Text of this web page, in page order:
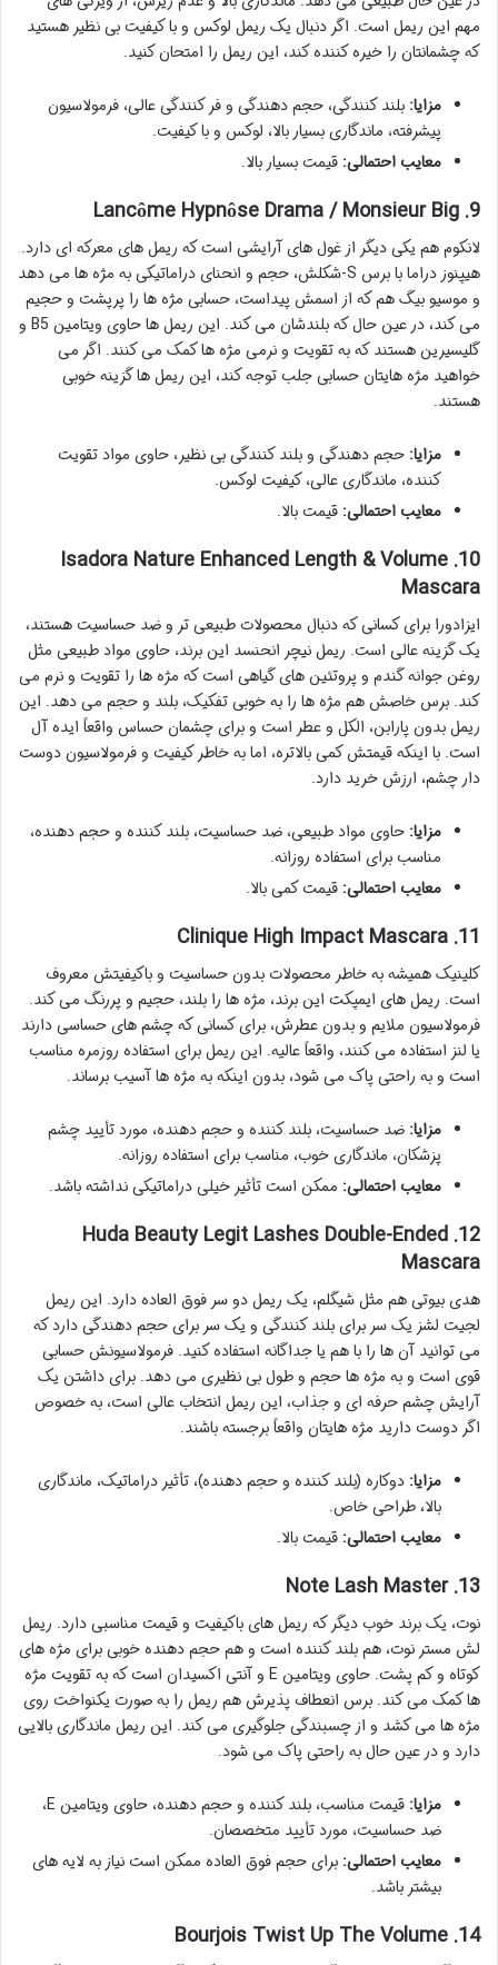
مهم این ریمل است. اگر دنبال یک ریمل لوکس و با کیفیت بی نظیر هستید
که چشمانتان را خیره کننده کند، این ریمل را امتحان کنید.
مزایا: بلند کنندگی، حجم دهندگی و فر کنندگی عالی، فرمولاسیون
پیشرفته، ماندگاری بسیار بالا، لوکس و با کیفیت.
معایب احتمالی: قیمت بسیار بالا.
9. Lancôme Hypnôse Drama / Monsieur Big
لانکوم هم یکی دیگر از غول های آرایشی است که ریمل های معرکه ای دارد.
هیپنوز دراما با برس S-شکلش، حجم و انحنای دراماتیکی به مژه ها می دهد
و موسیو بیگ هم که از اسمش پیداست، حسابی مژه ها را پرپشت و حجیم
می کند، در عین حال که بلندشان می کند. این ریمل ها حاوی ویتامین B5 و
گلیسیرین هستند که به تقویت و نرمی مژه ها کمک می کنند. اگر می
خواهید مژه هایتان حسابی جلب توجه کند، این ریمل ها گزینه خوبی
هستند.
مزایا: حجم دهندگی و بلند کنندگی بی نظیر، حاوی مواد تقویت
کننده، ماندگاری عالی، کیفیت لوکس.
معایب احتمالی: قیمت بالا.
10. Isadora Nature Enhanced Length & Volume
Mascara
ایزادورا برای کسانی که دنبال محصولات طبیعی تر و ضد حساسیت هستند،
یک گزینه عالی است. ریمل نیچر انحنسد این برند، حاوی مواد طبیعی مثل
روغن جوانه گندم و پروتئین های گیاهی است که مژه ها را تقویت و نرم می
کند. برس خاصش هم مژه ها را به خوبی تفکیک، بلند و حجم می دهد. این
ریمل بدون پارابن، الکل و عطر است و برای چشمان حساس واقعاً ایده آل
است. با اینکه قیمتش کمی بالاتره، اما به خاطر کیفیت و فرمولاسیون دوست
دار چشم، ارزش خرید دارد.
مزایا: حاوی مواد طبیعی، ضد حساسیت، بلند کننده و حجم دهنده،
مناسب برای استفاده روزانه.
معایب احتمالی: قیمت کمی بالا.
11. Clinique High Impact Mascara
کلینیک همیشه به خاطر محصولات بدون حساسیت و باکیفیتش معروف
است. ریمل های ایمپکت این برند، مژه ها را بلند، حجیم و پررنگ می کند.
فرمولاسیون ملایم و بدون عطرش، برای کسانی که چشم های حساسی دارند
یا لنز استفاده می کنند، واقعاً عالیه. این ریمل برای استفاده روزمره مناسب
است و به راحتی پاک می شود، بدون اینکه به مژه ها آسیب برساند.
مزایا: ضد حساسیت، بلند کننده و حجم دهنده، مورد تأیید چشم
پزشکان، ماندگاری خوب، مناسب برای استفاده روزانه.
معایب احتمالی: ممکن است تأثیر خیلی دراماتیکی نداشته باشد.
12. Huda Beauty Legit Lashes Double-Ended
Mascara
هدی بیوتی هم مثل شیگلم، یک ریمل دو سر فوق العاده دارد. این ریمل
لجیت لشز یک سر برای بلند کنندگی و یک سر برای حجم دهندگی دارد که
می توانید آن ها را با هم یا جداگانه استفاده کنید. فرمولاسیونش حسابی
قوی است و به مژه ها حجم و طول بی نظیری می دهد. برای داشتن یک
آرایش چشم حرفه ای و جذاب، این ریمل انتخاب عالی است، به خصوص
اگر دوست دارید مژه هایتان واقعاً برجسته باشند.
مزایا: دوکاره (بلند کننده و حجم دهنده)، تأثیر دراماتیک، ماندگاری
بالا، طراحی خاص.
معایب احتمالی: قیمت بالا.
13. Note Lash Master
نوت، یک برند خوب دیگر که ریمل های باکیفیت و قیمت مناسبی دارد. ریمل
لش مستر نوت، هم بلند کننده است و هم حجم دهنده خوبی برای مژه های
کوتاه و کم پشت. حاوی ویتامین E و آنتی اکسیدان است که به تقویت مژه
ها کمک می کند. برس انعطاف پذیرش هم ریمل را به صورت یکنواخت روی
مژه ها می کشد و از چسبندگی جلوگیری می کند. این ریمل ماندگاری بالایی
دارد و در عین حال به راحتی پاک می شود.
مزایا:
قیمت مناسب، بلند کننده و حجم دهنده، حاوی ویتامین E،
ضد حساسیت، مورد تأیید متخصصان.
معایب احتمالی: برای حجم فوق العاده ممکن است نیاز به لایه های
بیشتر باشد.
14. Bourjois Twist Up The Volume